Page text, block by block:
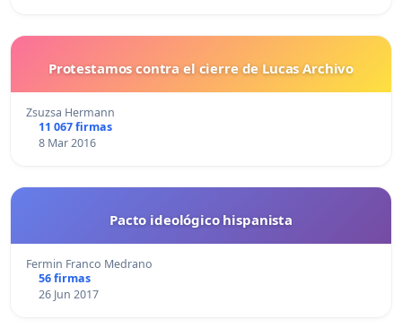
Protestamos contra el cierre de Lucas Archivo
Zsuzsa Hermann
11 067 firmas
8 Mar 2016
Pacto ideológico hispanista
Fermin Franco Medrano
56 firmas
26 Jun 2017